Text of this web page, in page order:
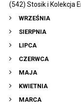
(542) Stosik i Kolekcja
WRZEŚNIA
SIERPNIA
LIPCA
CZERWCA
MAJA
KWIETNIA
MARCA